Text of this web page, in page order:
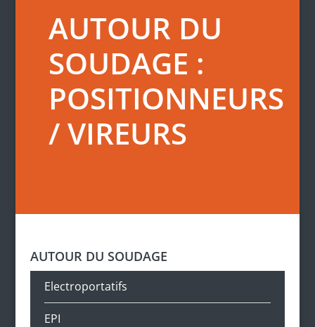
AUTOUR DU
SOUDAGE :
POSITIONNEURS
/ VIREURS
AUTOUR DU SOUDAGE
Electroportatifs
EPI